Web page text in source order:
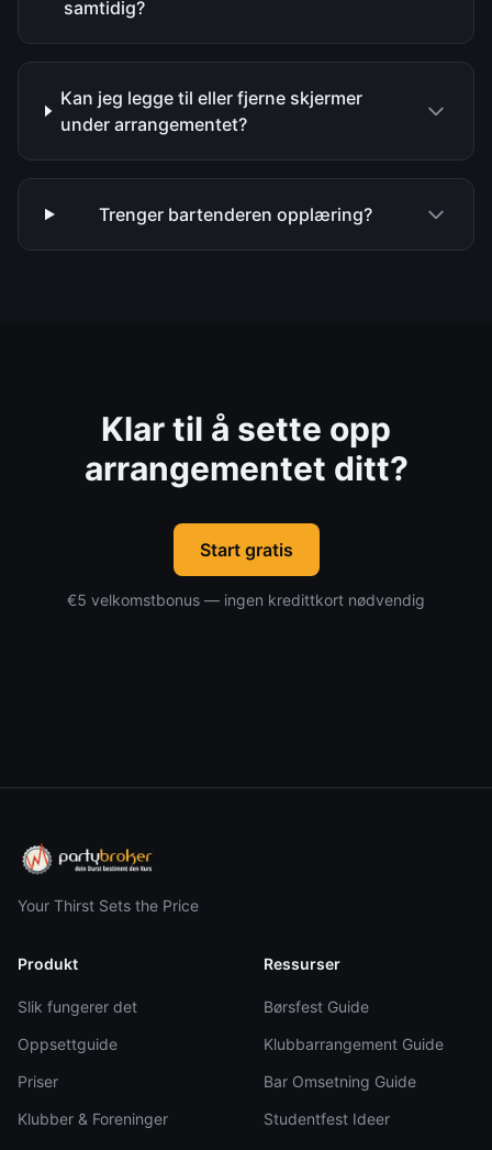
samtidig?
Kan jeg legge til eller fjerne skjermer
under arrangementet?
Trenger bartenderen opplæring?
Klar til å sette opp
arrangementet ditt?
Start gratis
€5 velkomstbonus — ingen kredittkort nødvendig
Your Thirst Sets the Price
Produkt
Slik fungerer det
Oppsettguide
Priser
Klubber & Foreninger
Ressurser
Børsfest Guide
Klubbarrangement Guide
Bar Omsetning Guide
Studentfest Ideer